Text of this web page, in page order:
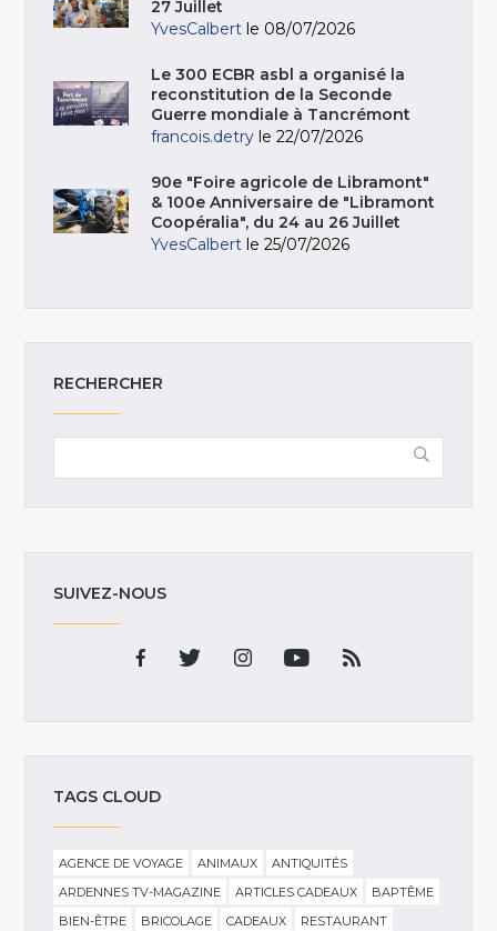
27 Juillet
YvesCalbert le 08/07/2026
Le 300 ECBR asbl a organisé la
reconstitution de la Seconde
Guerre mondiale à Tancrémont
francois.detry le 22/07/2026
90e "Foire agricole de Libramont"
& 100e Anniversaire de "Libramont
Coopéralia", du 24 au 26 Juillet
YvesCalbert le 25/07/2026
RECHERCHER
SUIVEZ-NOUS
TAGS CLOUD
AGENCE DE VOYAGE ANIMAUX
ANTIQUITÉS
ARDENNES TV-MAGAZINE
ARTICLES CADEAUX
BAPTÊME
BIEN-ÊTRE
BRICOLAGE CADEAUX
RESTAURANT